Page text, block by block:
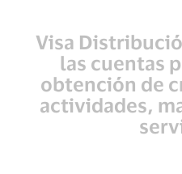
Visa
las cuentas
obtención de
actividades,